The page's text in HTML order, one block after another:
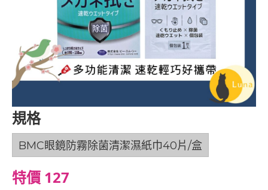
規格
BMC眼鏡防霧除菌清潔濕紙巾40片/盒
特價 127